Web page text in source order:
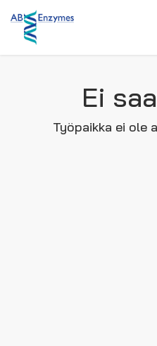
Ei
Työpaikka ei ole